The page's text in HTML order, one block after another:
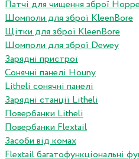
Патчі для чищення зброї
Шомполи для зброї KleenBore
Щітки для зброї KleenBore
Шомполи для зброї Dewey
Зарядні пристрої
Сонячні панелі Houny
Litheli сонячні панелі
Зарядні станції Litheli
Повербанки Litheli
Повербанки Flextail
Засоби від комах
Flextail багатофункціональні